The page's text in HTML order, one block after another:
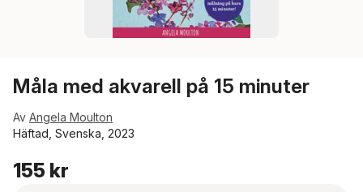
Måla med akvarell på 15 minuter
Av Angela Moulton
Häftad, Svenska, 2023
155 kr